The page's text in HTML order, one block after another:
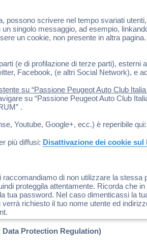
possono scrivere nel tempo svariati
singolo messaggio, ad esempio,
un cookie, non presente in altra
(e di profilazione di terze parti), esterni
Facebook, (e altri Social Network), e
su “Passione Peugeot Auto Club
su “Passione Peugeot Auto Club
.
Youtube, Google+, ecc.) è reperibile qui:
più diffusi: Disattivazione dei cookie sul
di non utilizzare la stessa
proteggila attentamente. Ricorda che
password. Nel caso dimenticassi la
richiesto il tuo nome utente ed
Data Protection Regulation)